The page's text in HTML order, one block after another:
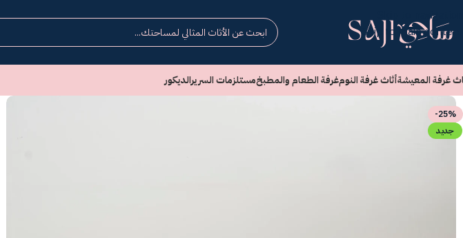
Skip to navigation
Skip to main content
غرفة المعيشةأثاث غرفة النومغرفة الطعام والمطبخمستلزمات السريرالديكور
-25%
جديد